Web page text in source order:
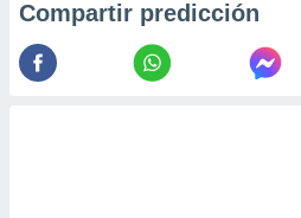
Compartir predicción